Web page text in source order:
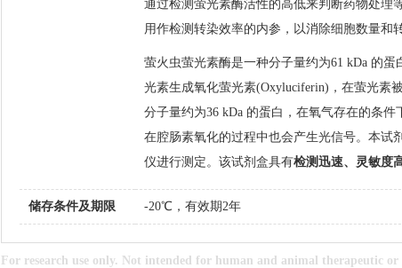
通过检测萤光素酶活性的高低来判断药物处理
用作检测转染效率的内参，以消除细胞数量和
萤火虫萤光素酶是一种分子量约为61 kDa 的蛋
光素生成氧化萤光素(Oxyluciferin) ，在萤光素
分子量约为36 kDa 的蛋白，在氧气存在的条件
在腔肠素氧化的过程中也会产生光信号。本试
仪进行测定。该试剂盒具有检测迅速、灵敏度
储存条件及期限 -20℃，有效期2年
For research use only. Not intended for human and animal therapeutic or